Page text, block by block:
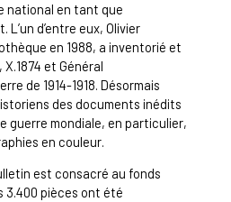
national en tant que
d’entre eux, Olivier
en 1988, a inventorié et
et Général
de 1914-1918. Désormais
des documents inédits
guerre mondiale, en particulier,
en couleur.
est consacré au fonds
3.400 pièces ont été